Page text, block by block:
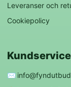
Leveranser och
Cookiepolicy
Kundservice
✉️